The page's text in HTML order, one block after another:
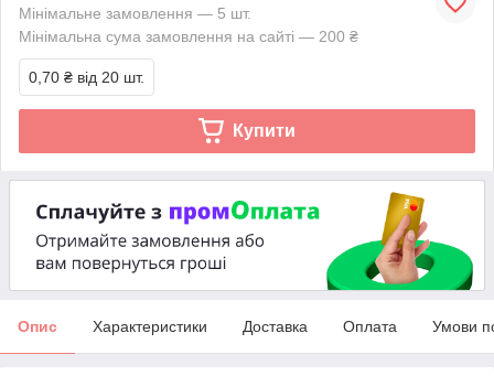
Мінімальне замовлення — 5 шт.
Мінімальна сума замовлення на сайті — 200 ₴
0,70 ₴ від 20 шт.
Купити
Опис Характеристики Доставка Оплата Умови